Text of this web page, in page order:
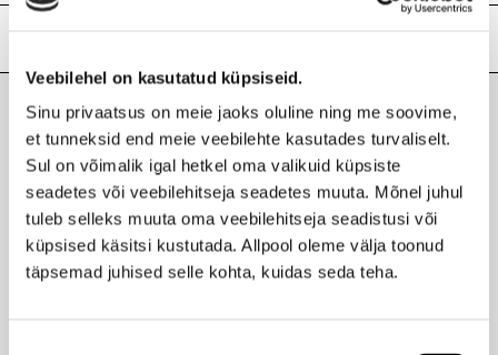
Veebilehel on kasutatud küpsiseid.
Sinu privaatsus on meie jaoks oluline ning me soovime,
et tunneksid end meie veebilehte kasutades turvaliselt.
Sul on võimalik igal hetkel oma valikuid küpsiste
seadetes või veebilehitseja seadetes muuta. Mõnel juhul
tuleb selleks muuta oma veebilehitseja seadistusi või
küpsised käsitsi kustutada. Allpool oleme välja toonud
täpsemad juhised selle kohta, kuidas seda teha.
Aqua, Cocamidopropyl Betaine, Sodium C14-16 Olefin
Parfum, Sodium Benzoate, Citric Acid, Inulin, Potassium
Sorbate, Sodium Hydroxide, Limonene, Linalool, Ascorbic
Acid.
Kaubamärk
HAAN
Laokood
H0201035
Ribakood
5060669787167
Viimati vaadatud tooted
HAAN
Dušigeel Purifying Verbena 450ml